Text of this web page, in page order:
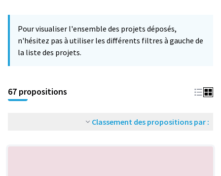
Pour visualiser l'ensemble des projets déposés,
n'hésitez pas à utiliser les différents filtres à gauche de
la liste des projets.
67 propositions
Classement des propositions par :